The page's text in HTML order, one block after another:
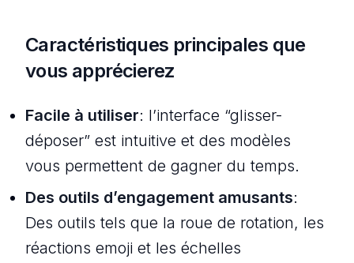
Caractéristiques principales que
vous apprécierez
Facile à utiliser: l’interface “glisser-
déposer” est intuitive et des modèles
vous permettent de gagner du temps.
Des outils d’engagement amusants:
Des outils tels que la roue de rotation, les
réactions emoji et les échelles